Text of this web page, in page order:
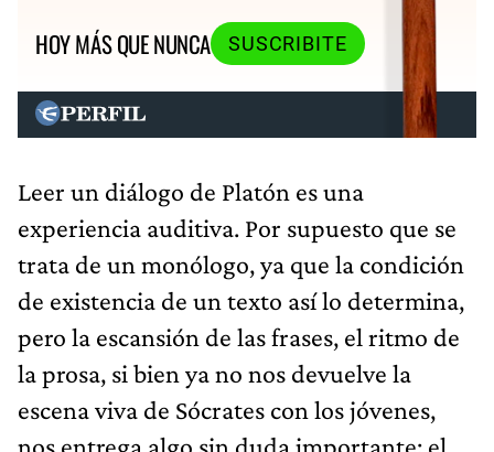
HOY MÁS QUE NUNCA
SUSCRIBITE
Leer un diálogo de Platón es una
experiencia auditiva. Por supuesto que se
trata de un monólogo, ya que la condición
de existencia de un texto así lo determina,
pero la escansión de las frases, el ritmo de
la prosa, si bien ya no nos devuelve la
escena viva de Sócrates con los jóvenes,
nos entrega algo sin duda importante: el